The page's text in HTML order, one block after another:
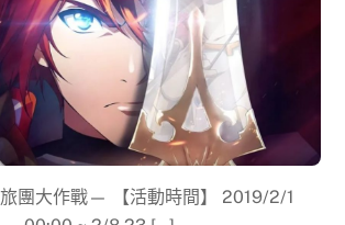
團大作戰— 【活動時間】 2019/2/1